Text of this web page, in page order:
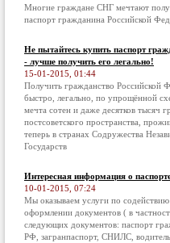
Многие граждане СНГ мечтают
паспорт гражданина Российской
Не пытайтесь купить паспорт
- лучше получить его легально!
15-01-2015, 01:44
Получить гражданство Российской
быстро, легально, по упрощённой
мечта сотен и даже десятков тысяч
постсоветского пространства,
теперь в странах Содружества
Государств
Интересная информация о
10-01-2015, 07:24
Мы оказываем услуги по содействию
оформлении документов ( в
следующих документов: паспорт
РФ, загранпаспорт, СНИЛС,